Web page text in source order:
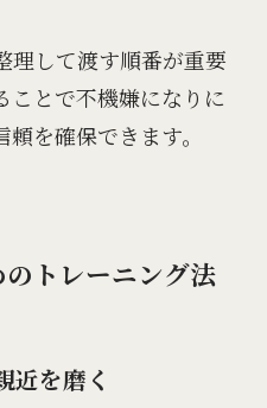
理して渡す順番が重要
ことで不機嫌になりに
を確保できます。
トレーニング法
近を磨く